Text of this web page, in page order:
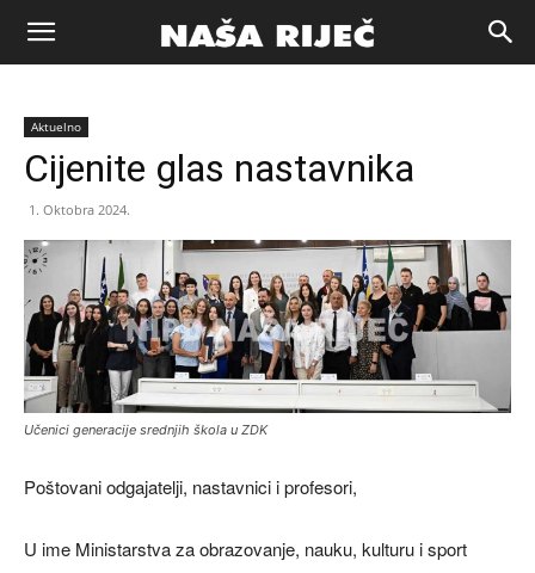
Naša
riječ
Zenica
Aktuelno
Cijenite glas nastavnika
1. Oktobra 2024.
Učenici generacije srednjih škola u ZDK
Poštovani odgajatelji, nastavnici i profesori,
U ime Ministarstva za obrazovanje, nauku, kulturu i sport